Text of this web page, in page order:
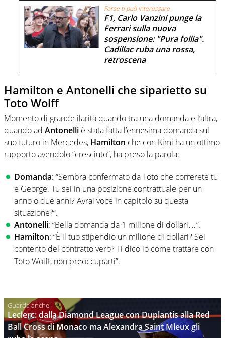
Forse ti può interessare
F1, Carlo Vanzini punge la
Ferrari sulla nuova
sospensione: "Pura follia".
Cadillac ruba una rossa,
retroscena
Hamilton e Antonelli che siparietto su
Toto Wolff
Momento di grande ilarità quando tra una domanda e l’altra,
quando ad Antonelli è stata fatta l’ennesima domanda sul
suo futuro in Mercedes, Hamilton che con Kimi ha un ottimo
rapporto avendolo “cresciuto”, ha preso la parola:
Domanda: “Sembra confermato da Toto che correrete tu
e George. Tu sei in una posizione contrattuale per un
anno o due anni? Avrai voce in capitolo su questa
situazione?”.
Antonelli: “Bella domanda da 1 milione di dollari…”.
Hamilton: “È il tuo stipendio un milione di dollari? Sei
contento del contratto vero? Ti dico io come trattare con
Toto Wolff, non preoccuparti”.
Leclerc: dalla Diamond League con Duplantis alla Red
Ball Cross di Monaco ma Alexandra Saint Mleux gli